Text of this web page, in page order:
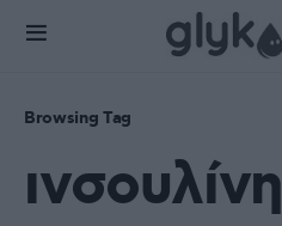
Browsing Tag
ινσουλίνη